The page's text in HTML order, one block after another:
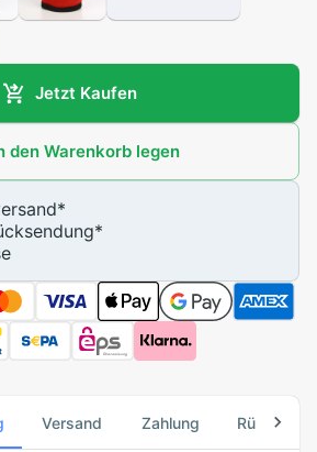
Jetzt Kaufen
den Warenkorb legen
*
*
Versand Zahlung